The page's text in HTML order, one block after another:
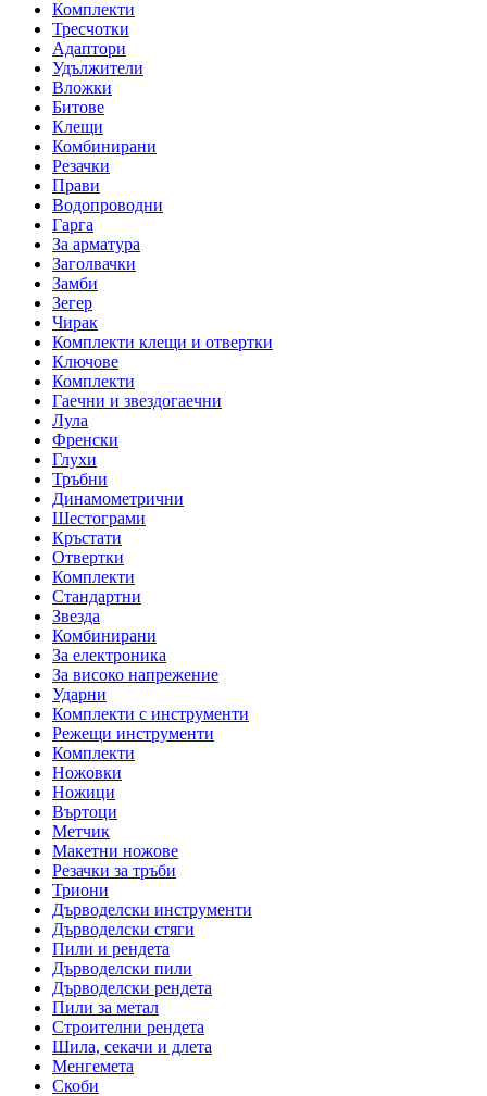
Комплекти
Тресчотки
Адаптори
Удължители
Вложки
Битове
Клещи
Комбинирани
Резачки
Прави
Водопроводни
Гарга
За арматура
Заголвачки
Замби
Зегер
Чирак
Комплекти клещи и отвертки
Ключове
Комплекти
Гаечни и звездогаечни
Лула
Френски
Глухи
Тръбни
Динамометрични
Шестограми
Кръстати
Отвертки
Комплекти
Стандартни
Звезда
Комбинирани
За електроника
За високо напрежение
Ударни
Комплекти с инструменти
Режещи инструменти
Комплекти
Ножовки
Ножици
Въртоци
Метчик
Макетни ножове
Резачки за тръби
Триони
Дърводелски инструменти
Дърводелски стяги
Пили и рендета
Дърводелски пили
Дърводелски рендета
Пили за метал
Строителни рендета
Шила, секачи и длета
Менгемета
Скоби